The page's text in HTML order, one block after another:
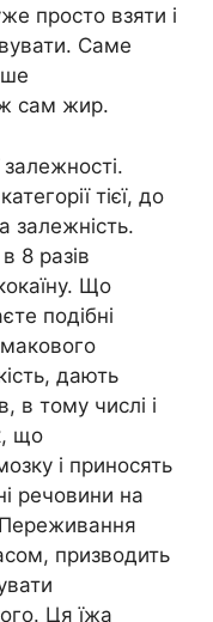
просто взяти і
Саме
сам жир.
тієї, до
залежність.
8 разів
Що
подібні
дають
в тому числі і
що
і приносять
речовини на
призводить
Ця їжа